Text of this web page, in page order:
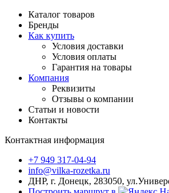
Каталог товаров
Бренды
Как купить
Условия доставки
Условия оплаты
Гарантия на товары
Компания
Реквизиты
Отзывы о компании
Статьи и новости
Контакты
Контактная информация
+7 949 317-04-94
info@vilka-rozetka.ru
ДНР, г. Донецк, 283050,